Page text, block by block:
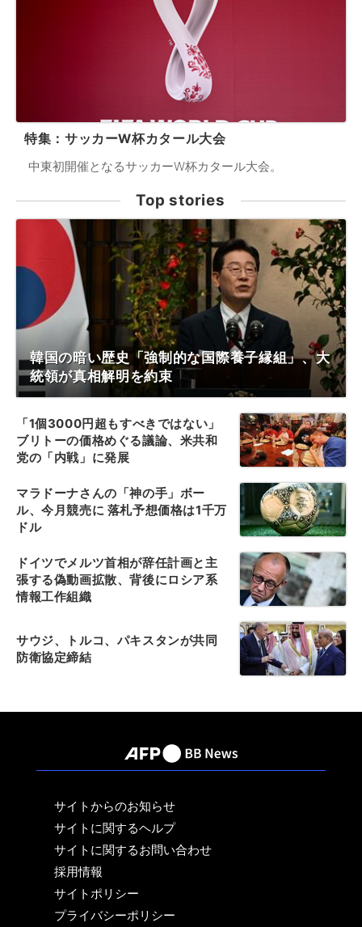
特集：サッカーW杯カタール大会
中東初開催となるサッカーW杯カタール大会。
Top stories
韓国の暗い歴史「強制的な国際養子縁組」、大
統領が真相解明を約束
「1個3000円超もすべきではない」
ブリトーの価格めぐる議論、米共和
党の「内戦」に発展
マラドーナさんの「神の手」ボー
ル、今月競売に 落札予想価格は1千万
ドル
ドイツでメルツ首相が辞任計画と主
張する偽動画拡散、背後にロシア系
情報工作組織
サウジ、トルコ、パキスタンが共同
防衛協定締結
サイトからのお知らせ
サイトに関するヘルプ
サイトに関するお問い合わせ
採用情報
サイトポリシー
プライバシーポリシー